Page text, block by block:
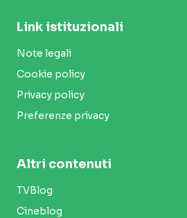
Link istituzionali
Note legali
Cookie policy
Privacy policy
Preferenze privacy
Altri contenuti
TVBlog
Cineblog